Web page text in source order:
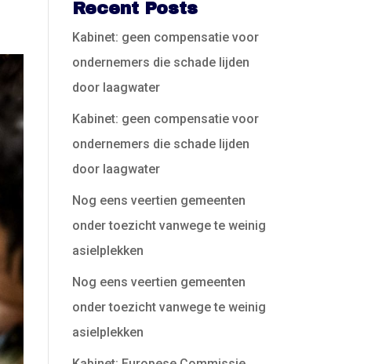
Recent Posts
Kabinet: geen compensatie voor
ondernemers die schade lijden
door laagwater
Kabinet: geen compensatie voor
ondernemers die schade lijden
door laagwater
Nog eens veertien gemeenten
onder toezicht vanwege te weinig
asielplekken
Nog eens veertien gemeenten
onder toezicht vanwege te weinig
asielplekken